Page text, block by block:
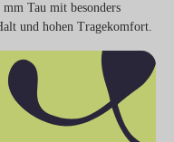
Tau mit besonders
und hohen Tragekomfort.